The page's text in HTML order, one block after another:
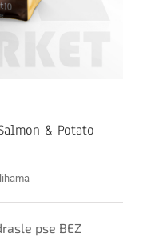
& Potato
pse BEZ